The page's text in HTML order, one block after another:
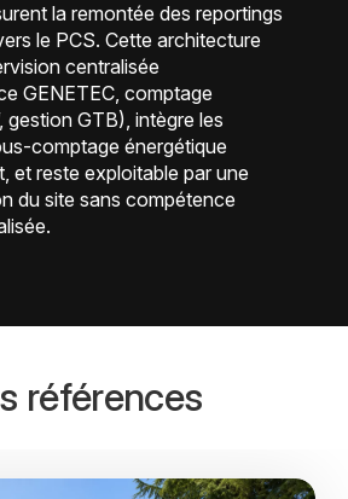
la remontée des reportings
le PCS. Cette architecture
centralisée
GENETEC, comptage
gestion GTB), intègre les
comptage énergétique
et reste exploitable par une
du site sans compétence
références